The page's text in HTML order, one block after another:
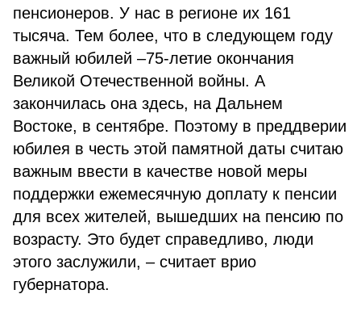
пенсионеров. У нас в регионе их 161
тысяча. Тем более, что в следующем году
важный юбилей –75-летие окончания
Великой Отечественной войны. А
закончилась она здесь, на Дальнем
Востоке, в сентябре. Поэтому в преддверии
юбилея в честь этой памятной даты считаю
важным ввести в качестве новой меры
поддержки ежемесячную доплату к пенсии
для всех жителей, вышедших на пенсию по
возрасту. Это будет справедливо, люди
этого заслужили, – считает врио
губернатора.